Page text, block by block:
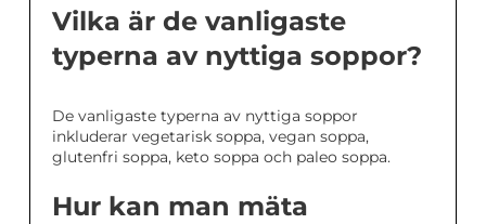
Vilka är de vanligaste
typerna av nyttiga soppor?
De vanligaste typerna av nyttiga soppor
inkluderar vegetarisk soppa, vegan soppa,
glutenfri soppa, keto soppa och paleo soppa.
Hur kan man mäta